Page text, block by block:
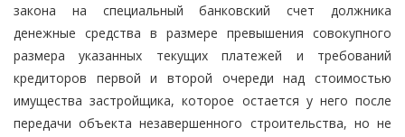
закона на специальный банковский счет должника
денежные средства в размере превышения совокупного
размера указанных текущих платежей и требований
кредиторов первой и второй очереди над стоимостью
имущества застройщика, которое остается у него после
передачи объекта незавершенного строительства, но не